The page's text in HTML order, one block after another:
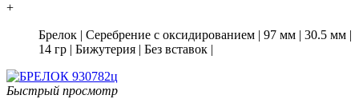
+
Брелок | Серебрение с оксидированием | 97 мм | 30.5 мм |
14 гр | Бижутерия | Без вставок |
Быстрый просмотр